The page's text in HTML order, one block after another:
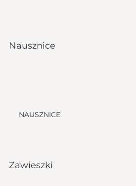
Nausznice
NAUSZNICE
Zawieszki